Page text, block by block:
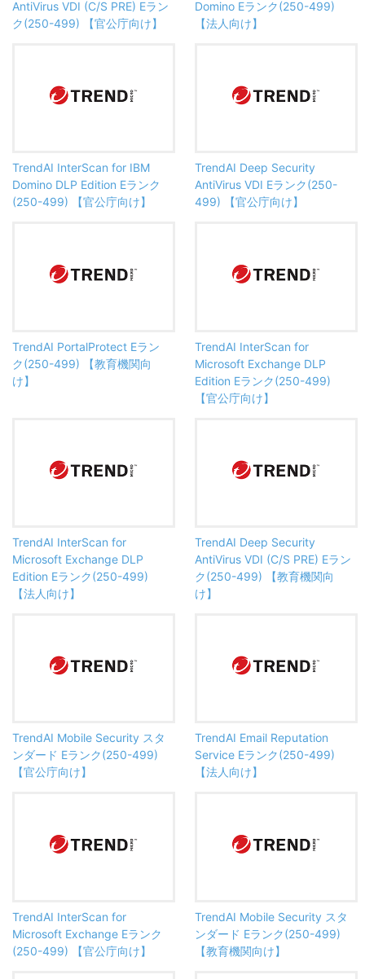
AntiVirus VDI (C/S PRE) Eラン
ク(250-499) 【官公庁向け】
Domino Eランク(250-499)
【法人向け】
TrendAI InterScan for IBM
Domino DLP Edition Eランク
(250-499) 【官公庁向け】
TrendAI Deep Security
AntiVirus VDI Eランク(250-
499) 【官公庁向け】
TrendAI PortalProtect Eラン
ク(250-499) 【教育機関向
け】
TrendAI InterScan for
Microsoft Exchange DLP
Edition Eランク(250-499)
【官公庁向け】
TrendAI InterScan for
Microsoft Exchange DLP
Edition Eランク(250-499)
【法人向け】
TrendAI Deep Security
AntiVirus VDI (C/S PRE) Eラン
ク(250-499) 【教育機関向
け】
TrendAI Mobile Security スタ
ンダード Eランク(250-499)
【官公庁向け】
TrendAI Email Reputation
Service Eランク(250-499)
【法人向け】
TrendAI InterScan for
Microsoft Exchange Eランク
(250-499) 【官公庁向け】
TrendAI Mobile Security スタ
ンダード Eランク(250-499)
【教育機関向け】